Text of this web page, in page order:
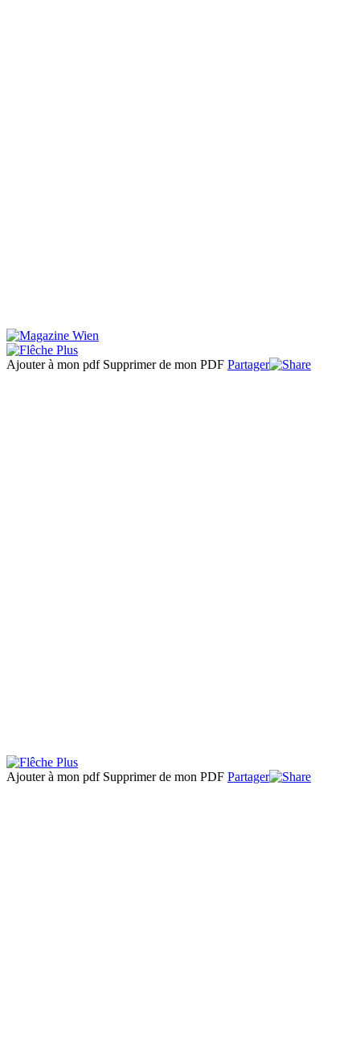
Ajouter à mon pdf Supprimer de mon PDF Partager
Ajouter à mon pdf Supprimer de mon PDF Partager